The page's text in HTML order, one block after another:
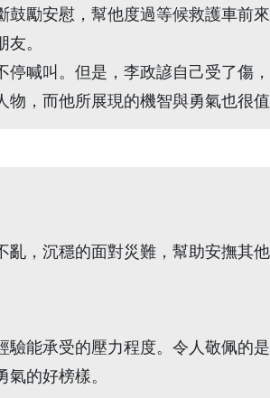
勵安慰，幫他度過等候救護車前來
。
喊叫。但是，李政諺自己受了傷
，而他所展現的機智與勇氣也很值
，沉穩的面對災難，幫助安撫其
能承受的壓力程度。令人敬佩的
的好榜樣。